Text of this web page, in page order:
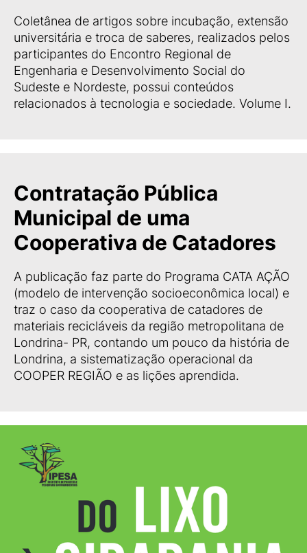
Coletânea de artigos sobre incubação, extensão
universitária e troca de saberes, realizados pelos
participantes do Encontro Regional de
Engenharia e Desenvolvimento Social do
Sudeste e Nordeste, possui conteúdos
relacionados à tecnologia e sociedade. Volume I.
Contratação Pública
Municipal de uma
Cooperativa de Catadores
A publicação faz parte do Programa CATA AÇÃO
(modelo de intervenção socioeconômica local) e
traz o caso da cooperativa de catadores de
materiais recicláveis da região metropolitana de
Londrina- PR, contando um pouco da história de
Londrina, a sistematização operacional da
COOPER REGIÃO e as lições aprendida.